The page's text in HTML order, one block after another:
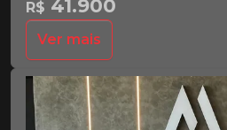
R$ 41.900
Ver mais